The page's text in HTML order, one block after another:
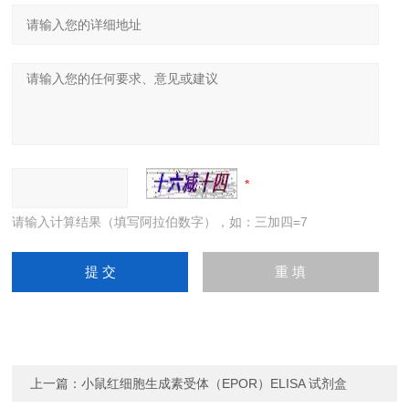
请输入计算结果（填写阿拉伯数字），如：三加四=7
上一篇：小鼠红细胞生成素受体（EPOR）ELISA 试剂盒